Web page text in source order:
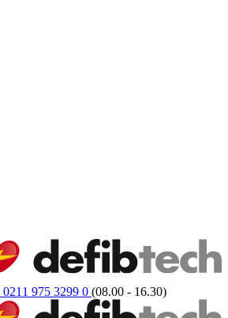
0211 975 3299 0 (08.00 - 16.30)